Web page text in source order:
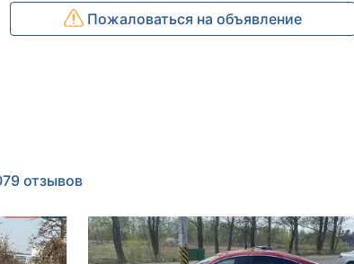
Пожаловаться на объявление
отзывов